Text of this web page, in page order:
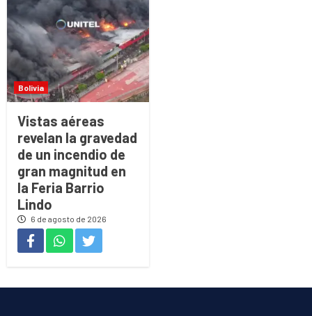
Bolivia
Vistas aéreas
revelan la gravedad
de un incendio de
gran magnitud en
la Feria Barrio
Lindo
6 de agosto de 2026